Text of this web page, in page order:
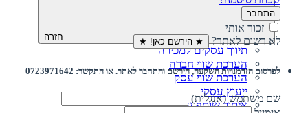
התחבר
זכור אותי
לא רשום לאתר? ★ הירשם כאן! ★
לפרסום הזדמנויות השקעה, הירשם והתחבר לאתר. או התקשר: 0723971642
שם משתמש (אנגלית)
חזרה
תיווך עסקים למכירה
הערכת שווי חברה
הערכת שווי עסק
ייעוץ עסקי
איתור שותף עסקי